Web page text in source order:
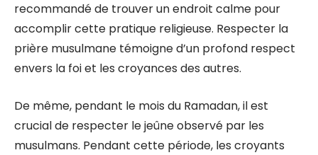
recommandé de trouver un endroit calme pour
accomplir cette pratique religieuse. Respecter la
prière musulmane témoigne d’un profond respect
envers la foi et les croyances des autres.
De même, pendant le mois du Ramadan, il est
crucial de respecter le jeûne observé par les
musulmans. Pendant cette période, les croyants